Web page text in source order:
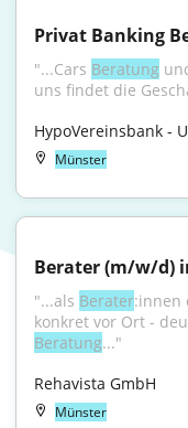
Privat Banking
"...Cars Beratung
uns findet die
HypoVereinsbank -
Münster
Berater (m/w/d)
"...als Berater:innen
Beratung..."
Rehavista GmbH
Münster